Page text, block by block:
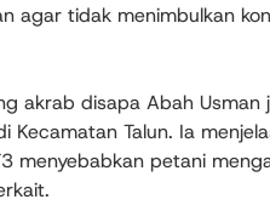
agar tidak menimbulkan
akrab disapa Abah
Kecamatan Talun. Ia
menyebabkan petani